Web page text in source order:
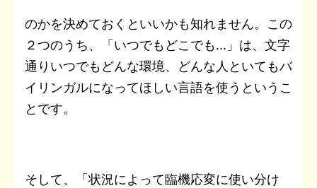
のかを決めておくといいかも知れません。この
２つのうち、「いつでもどこでも...」は、文字
通りいつでもどんな環境、どんな人といてもバ
イリンガルになってほしい言語を使うというこ
とです。
そして、「状況によって臨機応変に使い分け